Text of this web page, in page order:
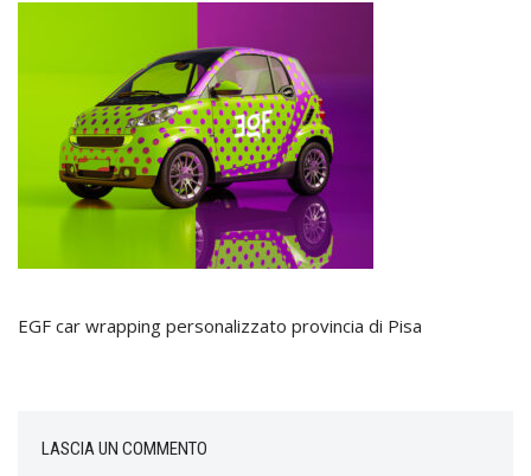
EGF car wrapping personalizzato provincia di Pisa
LASCIA UN COMMENTO